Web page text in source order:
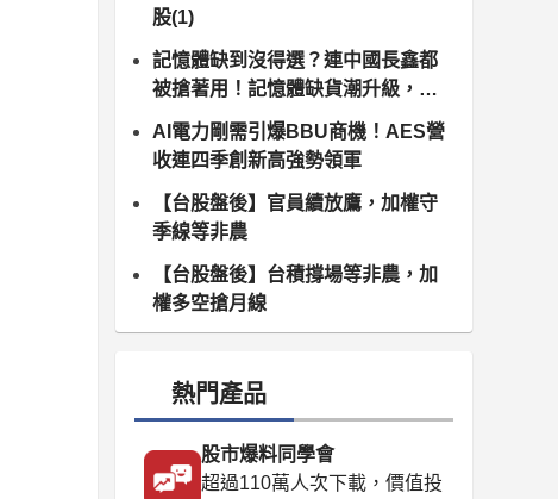
股(1)
記憶體缺到沒得選？連中國長鑫都
被搶著用！記憶體缺貨潮升級，南
亞科、群聯領軍噴發
AI電力剛需引爆BBU商機！AES營
收連四季創新高強勢領軍
【台股盤後】官員續放鷹，加權守
季線等非農
【台股盤後】台積撐場等非農，加
權多空搶月線
熱門產品
股市爆料同學會
超過110萬人次下載，價值投